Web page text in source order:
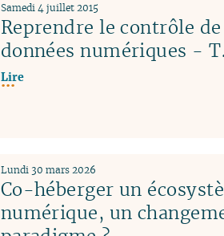
Reprendre le contrôle de
données numériques -
Samedi 4 juillet 2015
Lire
Co-héberger un
numérique, un
Lundi 30 mars 2026